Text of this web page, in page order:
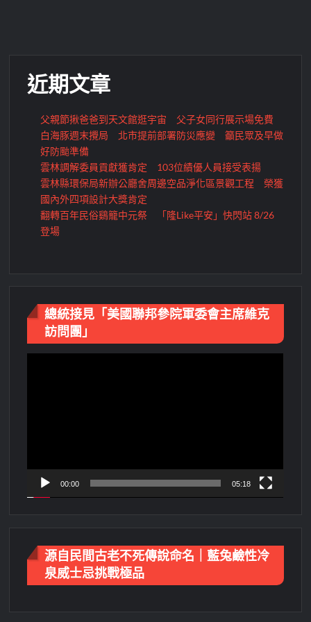
近期文章
父親節揪爸爸到天文館逛宇宙 父子女同行展示場免費
白海豚週末攪局 北市提前部署防災應變 籲民眾及早做
好防颱準備
雲林調解委員貢獻獲肯定 103位績優人員接受表揚
雲林縣環保局新辦公廳舍周邊空品淨化區景觀工程 榮獲
國內外四項設計大獎肯定
翻轉百年民俗鷄籠中元祭 「隆Like平安」快閃站 8/26
登場
總統接見「美國聯邦參院軍委會主席維克
訪問團」
00:00 05:18
源自民間古老不死傳說命名｜藍兔鹼性冷
泉威士忌挑戰極品